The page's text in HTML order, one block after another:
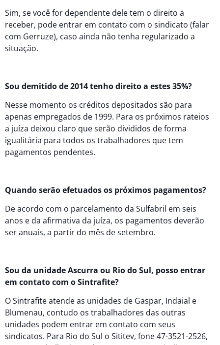
Sim, se você for dependente dele tem o direito a
receber, pode entrar em contato com o sindicato (falar
com Gerruze), caso ainda não tenha regularizado a
situação.
Sou demitido de 2014 tenho direito a estes 35%?
Nesse momento os créditos depositados são para
apenas empregados de 1999. Para os próximos rateios
a juíza deixou claro que serão divididos de forma
igualitária para todos os trabalhadores que tem
pagamentos pendentes.
Quando serão efetuados os próximos pagamentos?
De acordo com o parcelamento da Sulfabril em seis
anos e da afirmativa da juíza, os pagamentos deverão
ser anuais, a partir do mês de setembro.
Sou da unidade Ascurra ou Rio do Sul, posso entrar
em contato com o Sintrafite?
O Sintrafite atende as unidades de Gaspar, Indaial e
Blumenau, contudo os trabalhadores das outras
unidades podem entrar em contato com seus
sindicatos. Para Rio do Sul o Sititev, fone 47-3521-2526,